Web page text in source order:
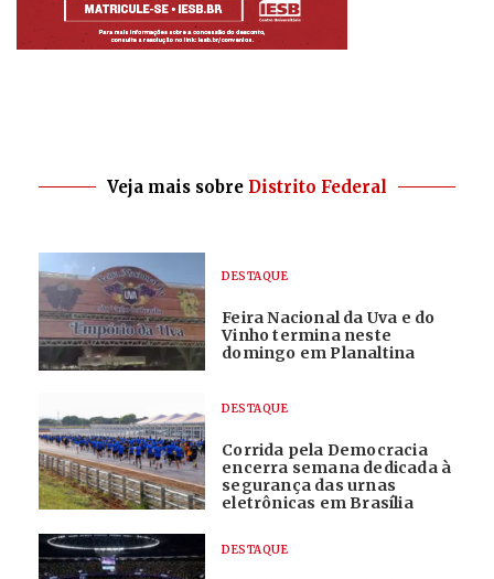
Veja mais sobre Distrito Federal
DESTAQUE
Feira Nacional da Uva e do
Vinho termina neste
domingo em Planaltina
DESTAQUE
Corrida pela Democracia
encerra semana dedicada à
segurança das urnas
eletrônicas em Brasília
DESTAQUE